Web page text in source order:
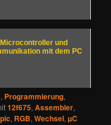
Microcontroller und
mit dem PC
, Programmierung,
12f675,Assembler,
pic, RGB,Wechsel,µC